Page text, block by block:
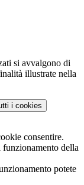
si avvalgono di
illustrate nella
i cookies
consentire.
della
potete